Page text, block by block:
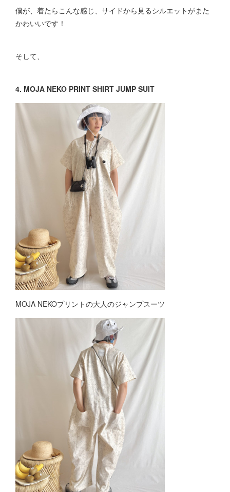
僕が、着たらこんな感じ、サイドから見るシルエットがまた
かわいいです！
そして、
4. MOJA NEKO PRINT SHIRT JUMP SUIT
MOJA NEKOプリントの大人のジャンプスーツ